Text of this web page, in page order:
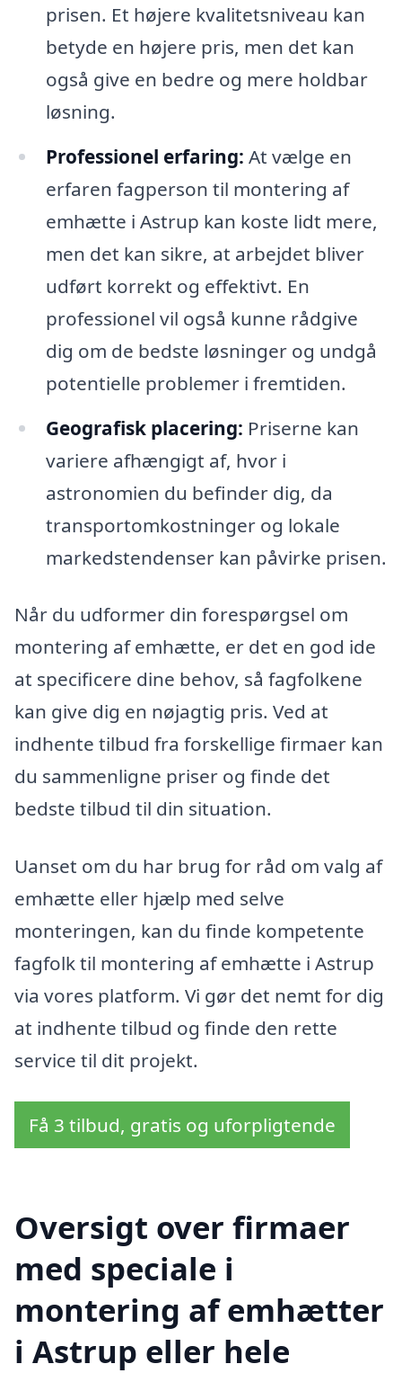
prisen. Et højere kvalitetsniveau kan
betyde en højere pris, men det kan
også give en bedre og mere holdbar
løsning.
Professionel erfaring: At vælge en
erfaren fagperson til montering af
emhætte i Astrup kan koste lidt mere,
men det kan sikre, at arbejdet bliver
udført korrekt og effektivt. En
professionel vil også kunne rådgive
dig om de bedste løsninger og undgå
potentielle problemer i fremtiden.
Geografisk placering: Priserne kan
variere afhængigt af, hvor i
astronomien du befinder dig, da
transportomkostninger og lokale
markedstendenser kan påvirke prisen.
Når du udformer din forespørgsel om
montering af emhætte, er det en god ide
at specificere dine behov, så fagfolkene
kan give dig en nøjagtig pris. Ved at
indhente tilbud fra forskellige firmaer kan
du sammenligne priser og finde det
bedste tilbud til din situation.
Uanset om du har brug for råd om valg af
emhætte eller hjælp med selve
monteringen, kan du finde kompetente
fagfolk til montering af emhætte i Astrup
via vores platform. Vi gør det nemt for dig
at indhente tilbud og finde den rette
service til dit projekt.
Få 3 tilbud, gratis og uforpligtende
Oversigt over firmaer
med speciale i
montering af emhætter
i Astrup eller hele